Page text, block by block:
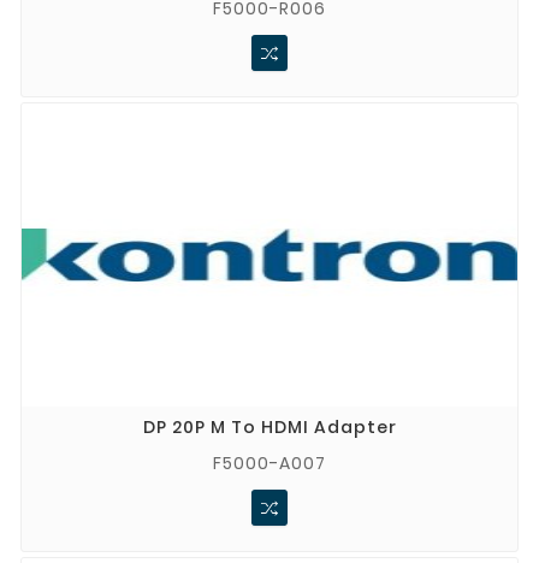
F5000-R006
DP 20P M To HDMI Adapter
F5000-A007